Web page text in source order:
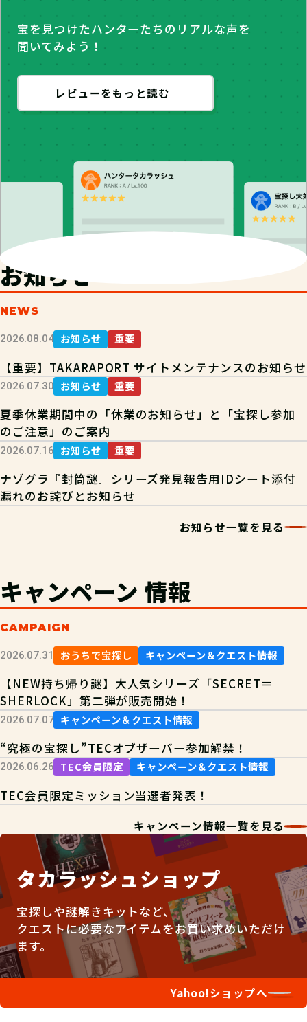
宝を見つけたハンターたちのリアルな声を
聞いてみよう！
レビューをもっと読む
お知らせ
NEWS
2026.08.04 お知らせ 重要
【重要】TAKARAPORT サイトメンテナンスのお知らせ
2026.07.30 お知らせ 重要
夏季休業期間中の「休業のお知らせ」と「宝探し参加
のご注意」のご案内
2026.07.16 お知らせ 重要
ナゾグラ『封筒謎』シリーズ発見報告用IDシート添付
漏れのお詫びとお知らせ
お知らせ一覧を見る
キャンペーン 情報
CAMPAIGN
2026.07.31 おうちで宝探し キャンペーン＆クエスト情報
【NEW持ち帰り謎】大人気シリーズ「SECRET＝
SHERLOCK」第二弾が販売開始！
2026.07.07 キャンペーン＆クエスト情報
“究極の宝探し”TECオブザーバー参加解禁！
2026.06.26 TEC会員限定 キャンペーン＆クエスト情報
TEC会員限定ミッション当選者発表！
キャンペーン情報一覧を見る
タカラッシュショップ
宝探しや謎解きキットなど、
クエストに必要なアイテムをお買い求めいただけ
ます。
Yahoo!ショップへ